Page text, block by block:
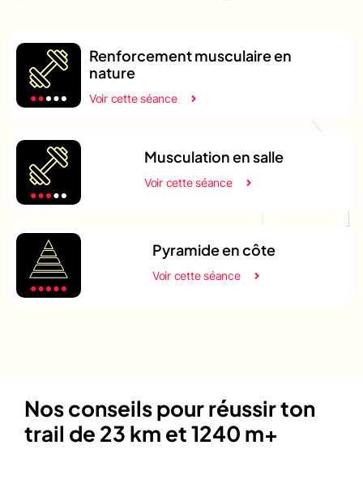
Renforcement musculaire en
nature
Voir cette séance
Musculation en salle
Voir cette séance
Pyramide en côte
Voir cette séance
Nos conseils pour réussir ton
trail de 23 km et 1240 m+